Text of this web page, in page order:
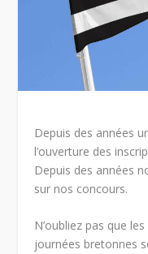
Depuis des années
l’ouverture des
Depuis des années
sur nos concours.
N’oubliez pas que
journées bretonnes